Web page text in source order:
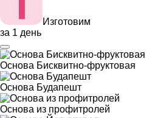
Изготовим
за 1 день
Основа Бисквитно-фруктовая
Основа Будапешт
Основа из профитролей